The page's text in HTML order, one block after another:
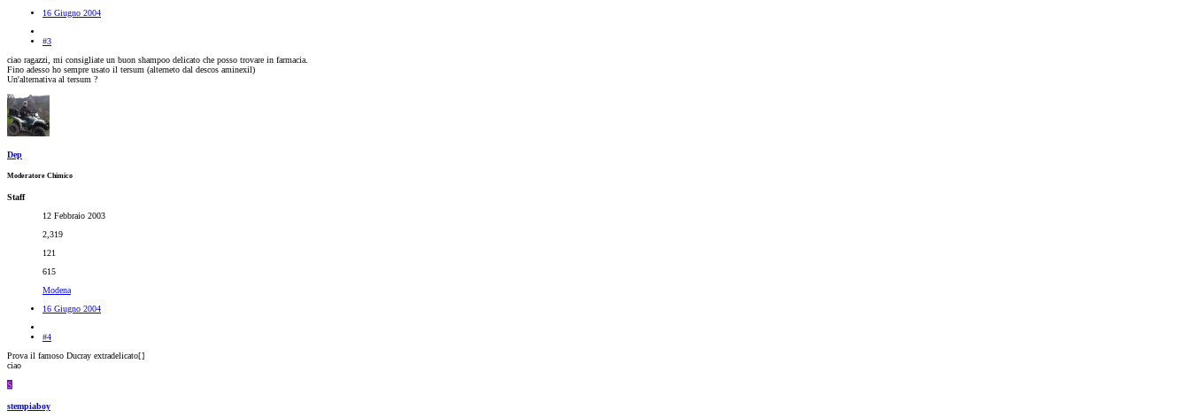
16 Giugno 2004
#3
ciao ragazzi, mi consigliate un buon shampoo delicato che posso trovare in farmacia.
Fino adesso ho sempre usato il tersum (alterneto dal descos aminexil)
Un'alternativa al tersum ?
Dep
Moderatore Chimico
Staff
12 Febbraio 2003
2,319
121
615
Modena
16 Giugno 2004
#4
Prova il famoso Ducray extradelicato[]
ciao
S
stempiaboy